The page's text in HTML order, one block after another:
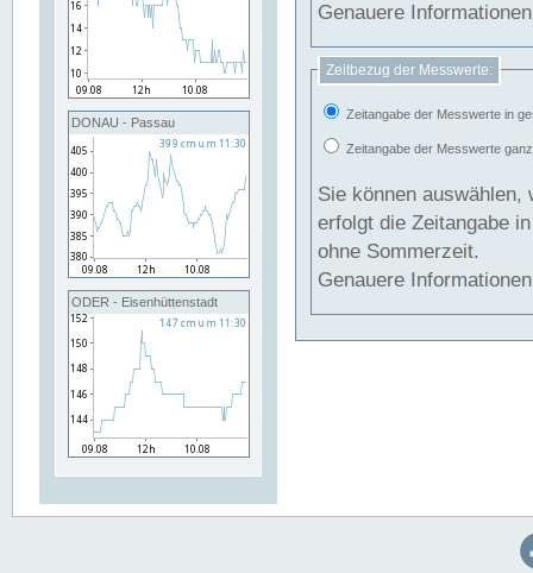
DONAU - Passau
ODER - Eisenhüttenstadt
Genauere
Zeitbezug der Messwerte:
Zeitangabe der Messwerte in
Zeitangabe der Messwerte
Sie können auswählen,
erfolgt die Zeitangabe
ohne Sommerzeit.
Genauere